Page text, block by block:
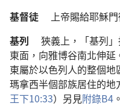
基督徒
上帝賜給耶穌
基列
狹義上 ，「基列 」
東面 ， 向雅博谷南北伸延
東屬於以色列人的整個地
瑪拿西半個部族居住的地
王下10:33） 另 見附錄B4 。